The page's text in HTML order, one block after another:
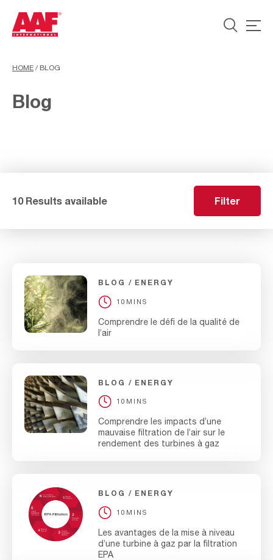
HOME / BLOG
Blog
10 Results available Filter
BLOG ENERGY
10MINS
Comprendre le défi de la qualité de
l’air
BLOG ENERGY
10MINS
Comprendre les impacts d’une
mauvaise filtration de l’air sur le
rendement des turbines à gaz
BLOG ENERGY
10MINS
Les avantages de la mise à niveau
d’une turbine à gaz par la filtration
EPA